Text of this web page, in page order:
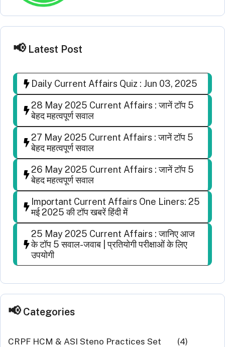
Latest Post
Daily Current Affairs Quiz : Jun 03, 2025
28 May 2025 Current Affairs : जानें टॉप 5
बेहद महत्वपूर्ण सवाल
27 May 2025 Current Affairs : जानें टॉप 5
बेहद महत्वपूर्ण सवाल
26 May 2025 Current Affairs : जानें टॉप 5
बेहद महत्वपूर्ण सवाल
Important Current Affairs One Liners: 25
मई 2025 की टॉप खबरें हिंदी में
25 May 2025 Current Affairs : जानिए आज
के टॉप 5 सवाल-जवाब | प्रतियोगी परीक्षाओं के लिए
उपयोगी
Categories
CRPF HCM & ASI Steno Practices Set (4)